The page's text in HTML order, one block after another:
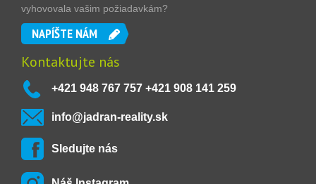
vyhovovala vašim požiadavkám?
NAPÍŠTE NÁM
Kontaktujte nás
+421 948 767 757 +421 908 141 259
info@jadran-reality.sk
Sledujte nás